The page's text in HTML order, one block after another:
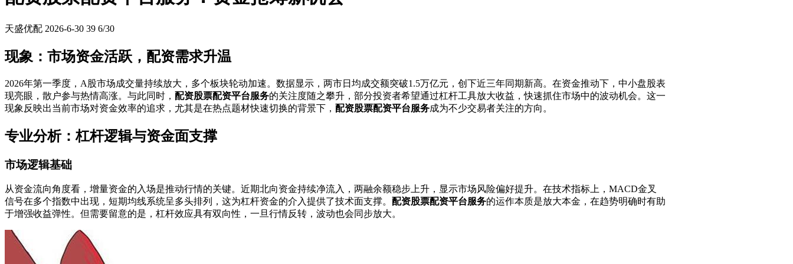
天盛优配 2026-6-30 39 6/30
现象：市场资金活跃，配资需求升温
2026年第一季度，A股市场成交量持续放大，多个板块轮动加速。数据显示，两市日均成交额突破1.5万亿元，创下近三年同期新高。在资金推动下，中小盘股表
现亮眼，散户参与热情高涨。与此同时， 配资股票配资平台服务的关注度随之攀升，部分投资者希望通过杠杆工具放大收益，快速抓住市场中的波动机会。这一
现象反映出当前市场对资金效率的追求，尤其是在热点题材快速切换的背景下， 配资股票配资平台服务成为不少交易者关注的方向。
专业分析：杠杆逻辑与资金面支撑
市场逻辑基础
从资金流向角度看，增量资金的入场是推动行情的关键。近期北向资金持续净流入，两融余额稳步上升，显示市场风险偏好提升。在技术指标上，MACD金叉
信号在多个指数中出现，短期均线系统呈多头排列，这为杠杆资金的介入提供了技术面支撑。 配资股票配资平台服务的运作本质是放大本金，在趋势明确时有助
于增强收益弹性。但需要留意的是，杠杆效应具有双向性，一旦行情反转，波动也会同步放大。